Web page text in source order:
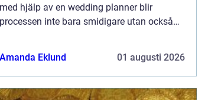
med hjälp av en wedding planner blir
processen inte bara smidigare utan också
Amanda Eklund 01 augusti 2026